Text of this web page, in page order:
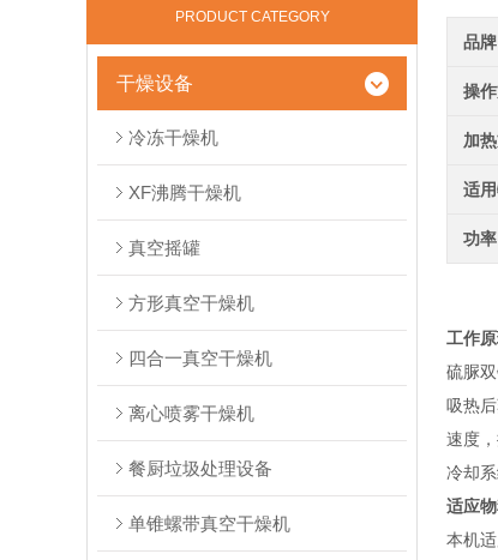
PRODUCT CATEGORY
干燥设备
冷冻干燥机
XF沸腾干燥机
真空摇罐
方形真空干燥机
四合一真空干燥机
离心喷雾干燥机
餐厨垃圾处理设备
单锥螺带真空干燥机
品牌
操
加
适
功率
工作
硫脲
吸热
速度
冷却
适应
本机